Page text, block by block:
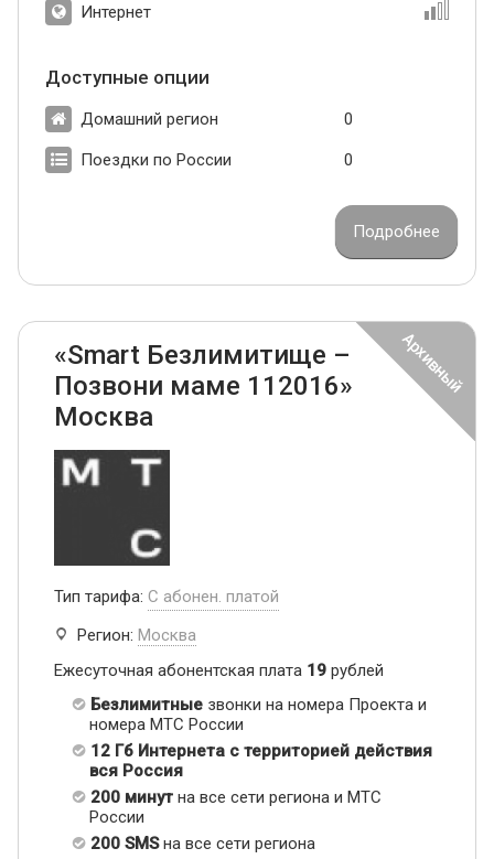
Интернет
Доступные опции
Домашний регион 0
Поездки по России 0
Подробнее
«Smart Безлимитище –
Позвони маме 112016»
Москва
Тип тарифа: С абонен. платой
Регион: Москва
Ежесуточная абонентская плата 19 рублей
Безлимитные звонки на номера Проекта и
номера МТС России
12 Гб Интернета с территорией действия
вся Россия
200 минут на все сети региона и МТС
России
200 SMSна все сети региона